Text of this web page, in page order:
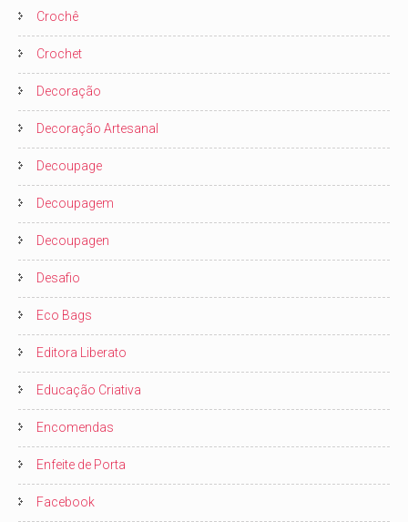
Crochê
Crochet
Decoração
Decoração Artesanal
Decoupage
Decoupagem
Decoupagen
Desafio
Eco Bags
Editora Liberato
Educação Criativa
Encomendas
Enfeite de Porta
Facebook